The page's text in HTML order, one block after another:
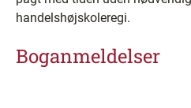
handelshøjskoleregi.
Boganmeldelser